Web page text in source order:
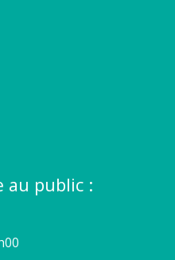
au public :